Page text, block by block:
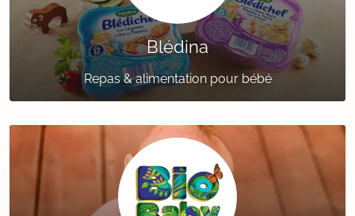
Blédina
Repas & alimentation pour bébé